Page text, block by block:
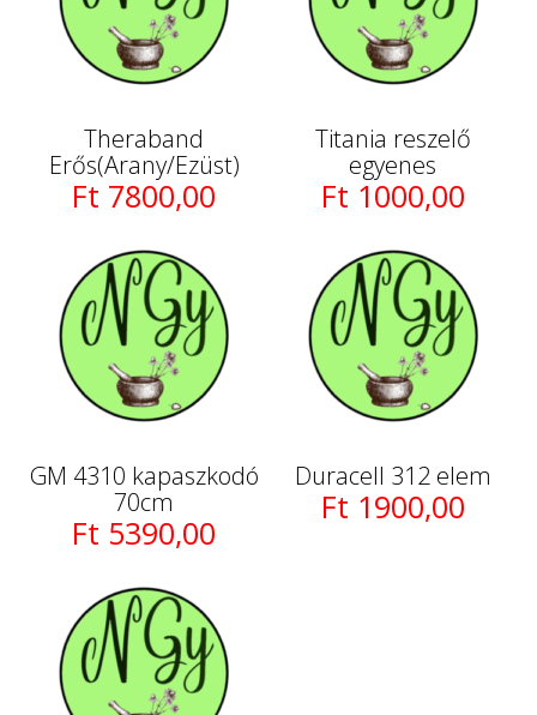
Theraband
Erős(Arany/Ezüst)
Ft 7800,00
Titania reszelő
egyenes
Ft 1000,00
GM 4310 kapaszkodó
70cm
Ft 5390,00
Duracell 312 elem
Ft 1900,00